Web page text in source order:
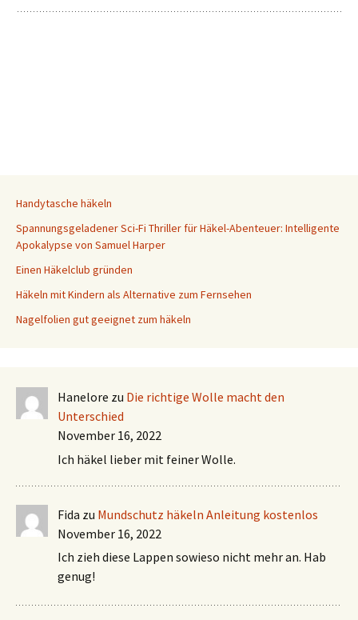
Handytasche häkeln
Spannungsgeladener Sci-Fi Thriller für Häkel-Abenteuer: Intelligente
Apokalypse von Samuel Harper
Einen Häkelclub gründen
Häkeln mit Kindern als Alternative zum Fernsehen
Nagelfolien gut geeignet zum häkeln
Hanelore zu Die richtige Wolle macht den
Unterschied
November 16, 2022
Ich häkel lieber mit feiner Wolle.
Fida zu Mundschutz häkeln Anleitung kostenlos
November 16, 2022
Ich zieh diese Lappen sowieso nicht mehr an. Hab
genug!